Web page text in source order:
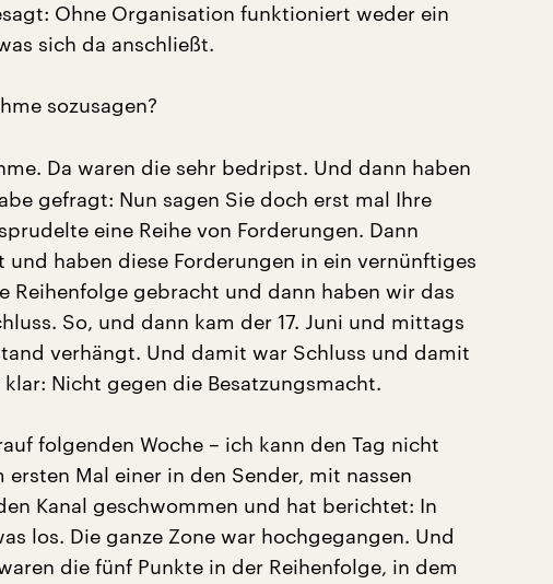
Ohne Organisation funktioniert weder ein
sich da anschließt.
sozusagen?
Da waren die sehr bedripst. Und dann haben
gefragt: Nun sagen Sie doch erst mal Ihre
eine Reihe von Forderungen. Dann
und haben diese Forderungen in ein vernünftiges
Reihenfolge gebracht und dann haben wir das
So, und dann kam der 17. Juni und mittags
verhängt. Und damit war Schluss und damit
Nicht gegen die Besatzungsmacht.
folgenden Woche – ich kann den Tag nicht
ersten Mal einer in den Sender, mit nassen
Kanal geschwommen und hat berichtet: In
los. Die ganze Zone war hochgegangen. Und
die fünf Punkte in der Reihenfolge, in dem